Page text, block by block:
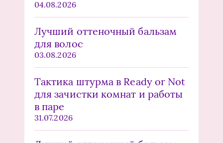
04.08.2026
Лучший оттеночный бальзам
для волос
03.08.2026
Тактика штурма в Ready or Not
для зачистки комнат и работы
в паре
31.07.2026